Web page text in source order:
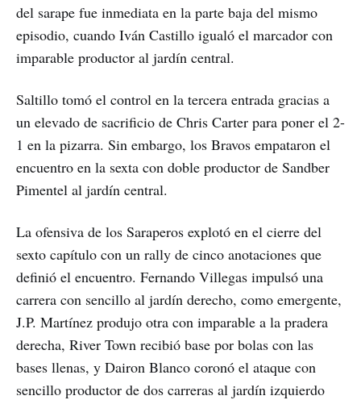
del sarape fue inmediata en la parte baja del mismo
episodio, cuando Iván Castillo igualó el marcador con
imparable productor al jardín central.
Saltillo tomó el control en la tercera entrada gracias a
un elevado de sacrificio de Chris Carter para poner el 2-
1 en la pizarra. Sin embargo, los Bravos empataron el
encuentro en la sexta con doble productor de Sandber
Pimentel al jardín central.
La ofensiva de los Saraperos explotó en el cierre del
sexto capítulo con un rally de cinco anotaciones que
definió el encuentro. Fernando Villegas impulsó una
carrera con sencillo al jardín derecho, como emergente,
J.P. Martínez produjo otra con imparable a la pradera
derecha, River Town recibió base por bolas con las
bases llenas, y Dairon Blanco coronó el ataque con
sencillo productor de dos carreras al jardín izquierdo